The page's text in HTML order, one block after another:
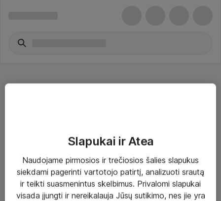
Sprendimai ir paslaugos
Paslaugos
Slapukai ir Atea
Naudojame pirmosios ir trečiosios šalies slapukus
siekdami pagerinti vartotojo patirtį, analizuoti srautą
ir teikti suasmenintus skelbimus. Privalomi slapukai
visada įjungti ir nereikalauja Jūsų sutikimo, nes jie yra